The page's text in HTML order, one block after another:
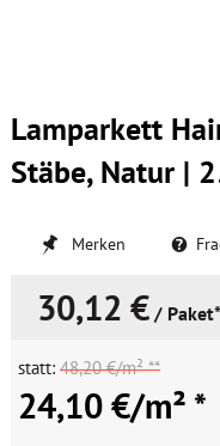
Lamparkett
Stäbe, Natur |
Merken
30,12 € / Paket*
statt: 48,20 €/m² **
24,10 €/m² *